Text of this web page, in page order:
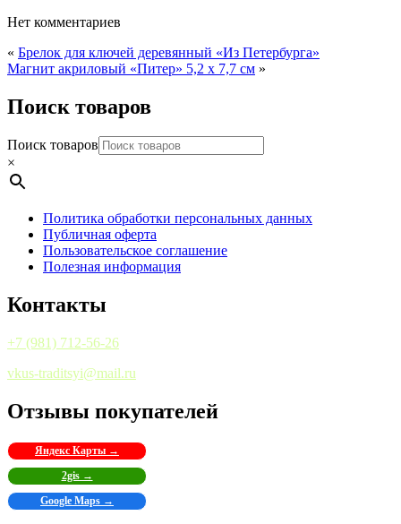
Крови
дом
Нет комментариев
« Брелок для ключей деревянный «Из Петербурга»
Магнит акриловый «Питер» 5,2 х 7,7 см »
Поиск товаров
Поиск товаров
×
Политика обработки персональных данных
Публичная оферта
Пользовательское соглашение
Полезная информация
Контакты
+7 (981) 712-56-26
vkus-traditsyi@mail.ru
Отзывы покупателей
Яндекс Карты →
2gis →
Google Maps →